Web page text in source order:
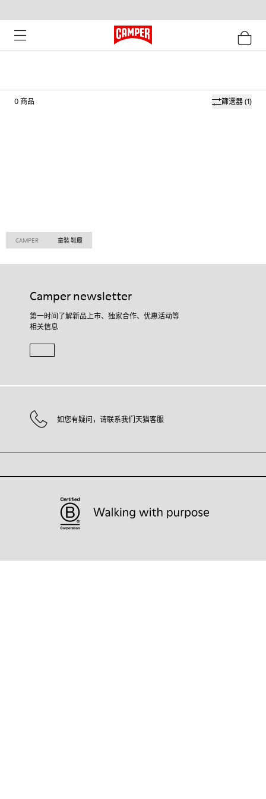
篩選器(1)
0商品
CAMPER 童裝 鞋履
Camper newsletter
第一时间了解新品上市、独家合作、优惠活动等
相关信息
如您有疑问，请联系我们天猫客服